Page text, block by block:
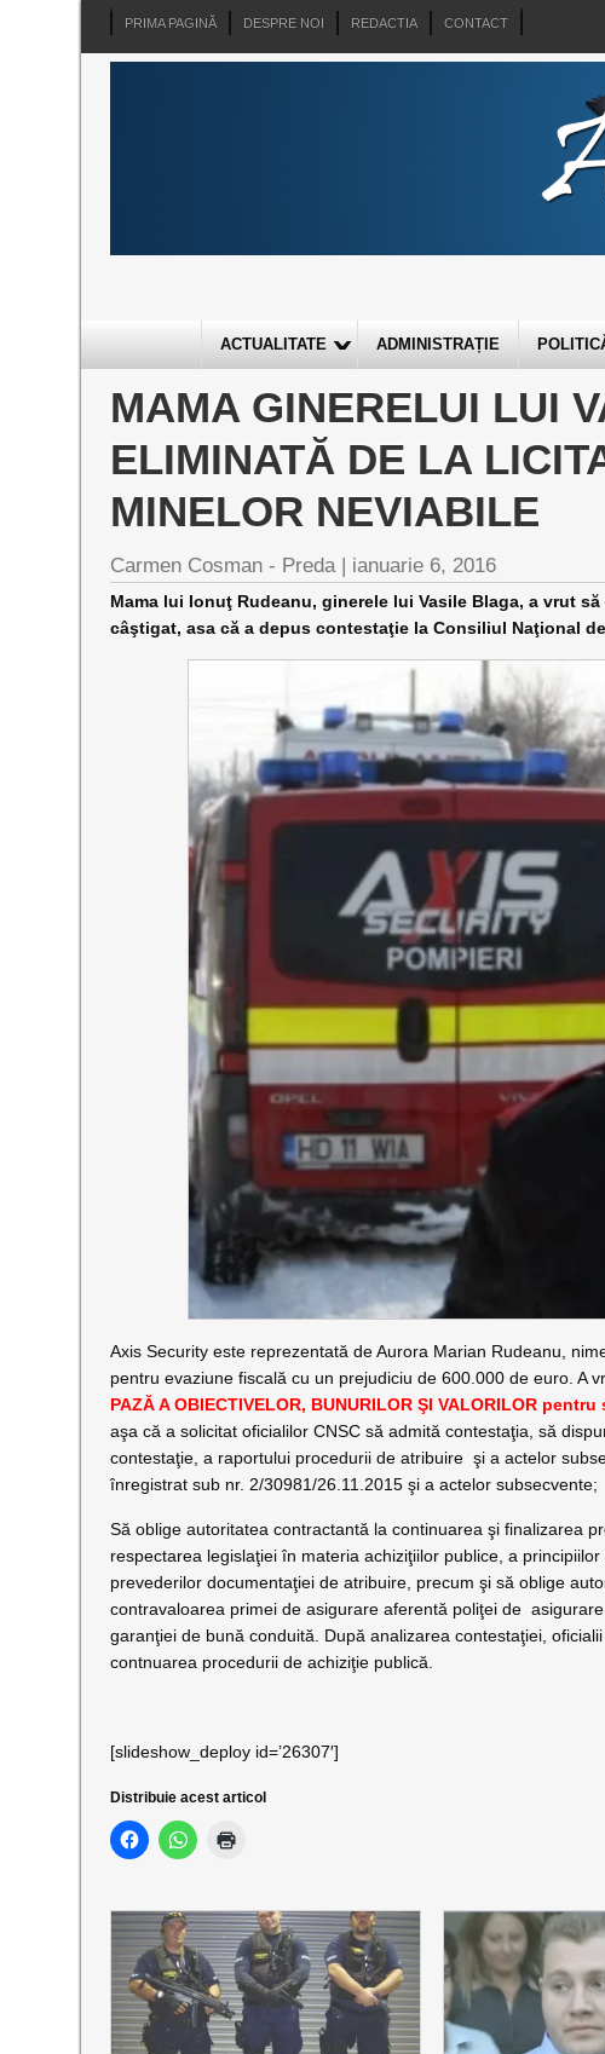
PRIMA PAGINĂ DESPRE NOI REDACTIA CONTACT
ACTUALITATE ADMINISTRAȚIE
MAMA GINERELUI LUI
ELIMINATĂ DE LA
MINELOR NEVIABILE
Carmen Cosman - Preda | ianuarie 6, 2016
Mama lui Ionuţ Rudeanu, ginerele lui Vasile Blaga, a vrut
câştigat, asa că a depus contestaţie la Consiliul Naţional
Axis Security este reprezentată de Aurora Marian Rudeanu,
pentru evaziune fiscală cu un prejudiciu de 600.000 de euro. A
PAZĂ A OBIECTIVELOR, BUNURILOR ŞI VALORILOR
aşa că a solicitat oficialilor CNSC să admită contestaţia, să
contestaţie, a raportului procedurii de atribuire şi a actelor
înregistrat sub nr. 2/30981/26.11.2015 şi a actelor subsecvente;
Să oblige autoritatea contractantă la continuarea şi finalizarea
respectarea legislaţiei în materia achiziţiilor publice, a
prevederilor documentaţiei de atribuire, precum şi să oblige
contravaloarea primei de asigurare aferentă poliţei de
garanţiei de bună conduită. După analizarea contestaţiei,
contnuarea procedurii de achiziţie publică.
[slideshow_deploy id=’26307′]
Distribuie acest articol